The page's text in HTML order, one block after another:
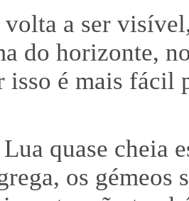
volta a ser
do horizonte,
isso é mais
quase cheia
os gémeos